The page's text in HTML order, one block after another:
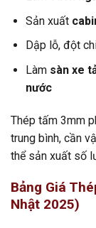
Sản xuất
Dập lỗ, đột
Làm sàn xe
nước
Thép tấm 3mm
trung bình, cần
thể sản xuất số
Bảng Giá
Nhật 2025)